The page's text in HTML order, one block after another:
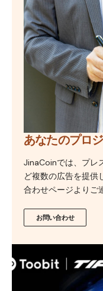
あなたのプロ
JinaCoinでは、プレ
ど複数の広告を提供
合わせページよりご
お問い合わせ